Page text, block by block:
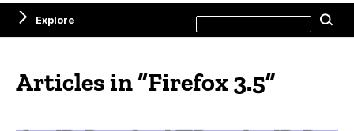
Explore
this
site
Articles in “Firefox 3.5”